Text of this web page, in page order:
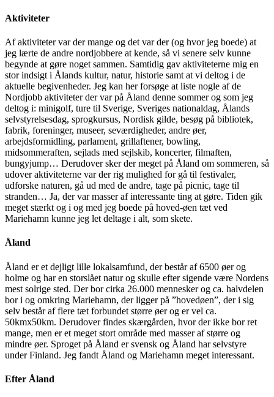
Aktiviteter
Af aktiviteter var der mange og det var der (og hvor jeg boede) at
jeg lærte de andre nordjobbere at kende, så vi senere selv kunne
begynde at gøre noget sammen. Samtidig gav aktiviteterne mig en
stor indsigt i Ålands kultur, natur, historie samt at vi deltog i de
aktuelle begivenheder. Jeg kan her forsøge at liste nogle af de
Nordjobb aktiviteter der var på Åland denne sommer og som jeg
deltog i: minigolf, ture til Sverige, Sveriges nationaldag, Ålands
selvstyrelsesdag, sprogkursus, Nordisk gilde, besøg på bibliotek,
fabrik, foreninger, museer, seværdigheder, andre øer,
arbejdsformidling, parlament, grillaftener, bowling,
midsommeraften, sejlads med sejlskib, koncerter, filmaften,
bungyjump… Derudover sker der meget på Åland om sommeren, så
udover aktiviteterne var der rig mulighed for gå til festivaler,
udforske naturen, gå ud med de andre, tage på picnic, tage til
stranden… Ja, der var masser af interessante ting at gøre. Tiden gik
meget stærkt og i og med jeg boede på hoved-øen tæt ved
Mariehamn kunne jeg let deltage i alt, som skete.
Åland
Åland er et dejligt lille lokalsamfund, der består af 6500 øer og
holme og har en storslået natur og skulle efter sigende være Nordens
mest solrige sted. Der bor cirka 26.000 mennesker og ca. halvdelen
bor i og omkring Mariehamn, der ligger på ”hovedøen”, der i sig
selv består af flere tæt forbundet større øer og er vel ca.
50kmx50km. Derudover findes skærgården, hvor der ikke bor ret
mange, men er et meget stort område med masser af større og
mindre øer. Sproget på Åland er svensk og Åland har selvstyre
under Finland. Jeg fandt Åland og Mariehamn meget interessant.
Efter Åland